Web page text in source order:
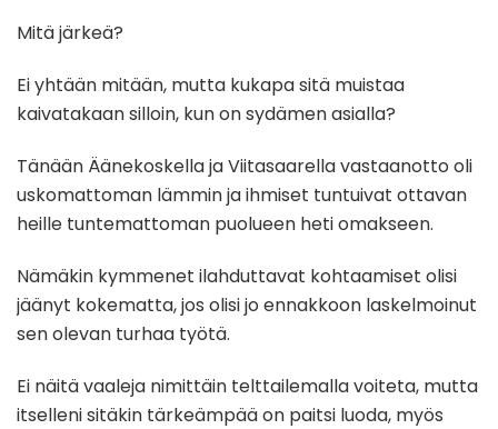
Mitä järkeä?
Eiyhtään mitään, mutta kukapa sitä muistaa
kaivatakaan silloin, kun on sydämen asialla?
Tänään Äänekoskella ja Viitasaarella vastaanotto oli
uskomattoman lämmin ja ihmiset tuntuivat ottavan
heille tuntemattoman puolueen heti omakseen.
Nämäkin kymmenet ilahduttavat kohtaamiset olisi
jäänyt kokematta, jos olisi jo ennakkoon laskelmoinut
sen olevan turhaa työtä.
Ei näitä vaaleja nimittäin telttailemalla voiteta, mutta
itselleni sitäkin tärkeämpää on paitsi luoda, myös